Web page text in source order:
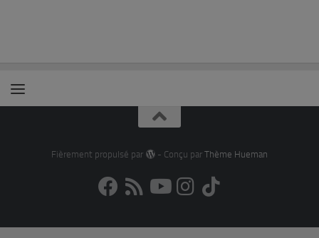
Fièrement propulsé par - Conçu par Thème Hueman